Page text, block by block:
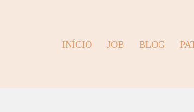
INÍCIO JOB BLOG